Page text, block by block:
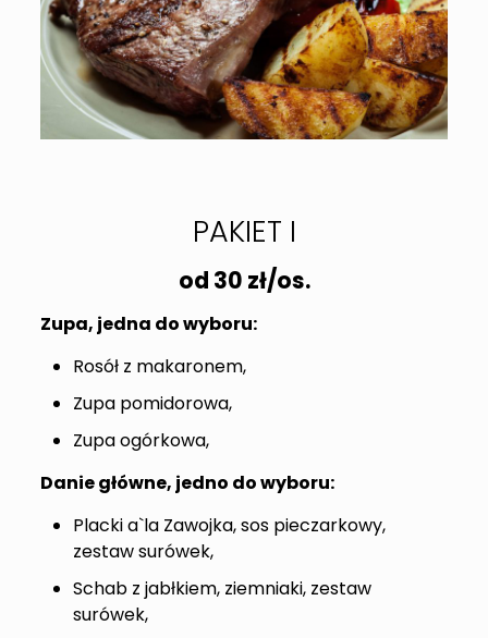
PAKIET I
od 30 zł/os.
Zupa, jedna do wyboru:
Rosół z makaronem,
Zupa pomidorowa,
Zupa ogórkowa,
Danie główne, jedno do wyboru:
Placki a`la Zawojka, sos pieczarkowy,
zestaw surówek,
Schab z jabłkiem, ziemniaki, zestaw
surówek,